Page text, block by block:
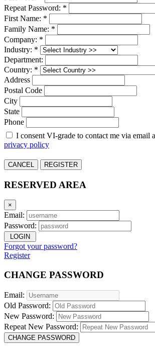
Repeat Password: *
First Name: *
Family Name: *
Company: *
Industry: *
Department:
Country: *
Address
Postal Code
City
State
Phone
I consent VI-grade to contact me via email
privacy policy
CANCEL REGISTER
RESERVED AREA
×
Email:
Password:
LOGIN
Forgot your password?
Register
CHANGE PASSWORD
Email:
Old Password:
New Password:
Repeat New Password:
CHANGE PASSWORD